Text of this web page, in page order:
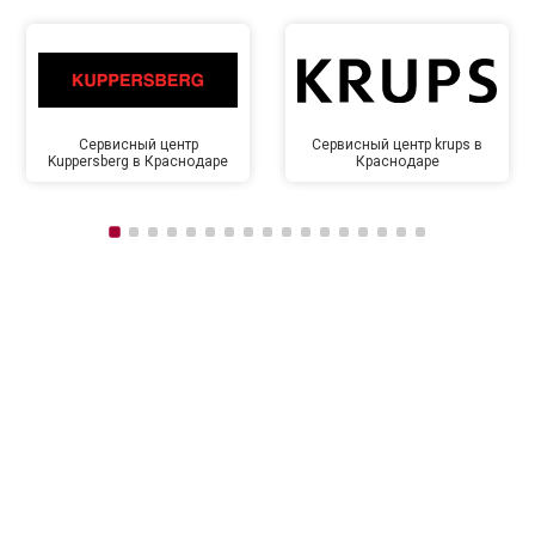
Сервисный центр
Kuppersberg в Краснодаре
Сервисный центр krups в
Краснодаре